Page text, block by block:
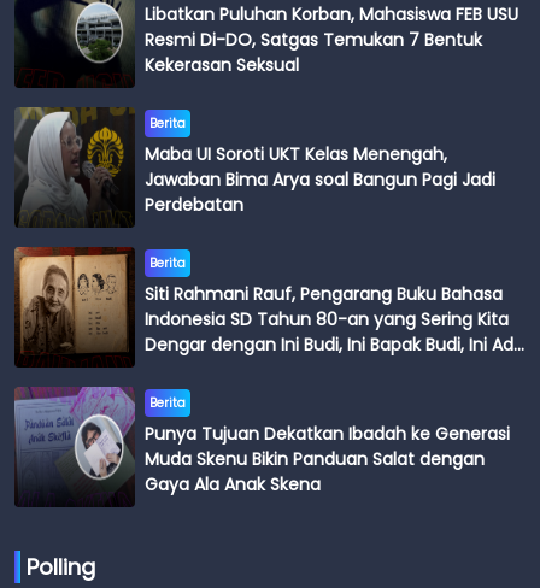
Libatkan Puluhan Korban, Mahasiswa FEB USU
Resmi Di-DO, Satgas Temukan 7 Bentuk
Kekerasan Seksual
Berita
Maba UI Soroti UKT Kelas Menengah,
Jawaban Bima Arya soal Bangun Pagi Jadi
Perdebatan
Berita
Siti Rahmani Rauf, Pengarang Buku Bahasa
Indonesia SD Tahun 80-an yang Sering Kita
Dengar dengan Ini Budi, Ini Bapak Budi, Ini Adik
Berita
Punya Tujuan Dekatkan Ibadah ke Generasi
Muda Skenu Bikin Panduan Salat dengan
Gaya Ala Anak Skena
Polling